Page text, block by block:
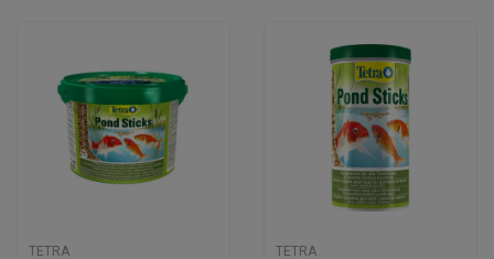
TETRA TETRA